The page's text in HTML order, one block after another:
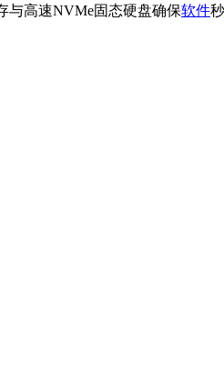
与高速NVMe固态硬盘确保软件